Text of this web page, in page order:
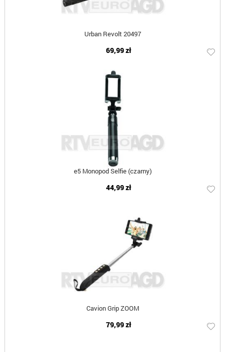
Urban Revolt 20497
69,99 zł
e5 Monopod Selfie (czarny)
44,99 zł
Cavion Grip ZOOM
79,99 zł